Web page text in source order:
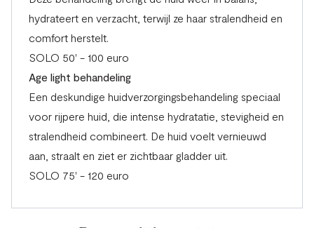
hydrateert en verzacht, terwijl ze haar stralendheid en
comfort herstelt.
SOLO 50' - 100 euro
Age light behandeling
Een deskundige huidverzorgingsbehandeling speciaal
voor rijpere huid, die intense hydratatie, stevigheid en
stralendheid combineert. De huid voelt vernieuwd
aan, straalt en ziet er zichtbaar gladder uit.
SOLO 75' - 120 euro